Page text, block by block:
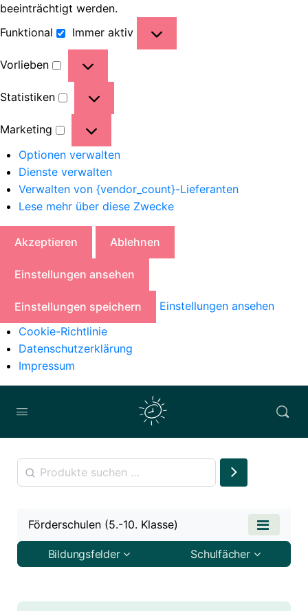
beeinträchtigt werden.
Funktional
Immer aktiv
Vorlieben
Statistiken
Marketing
Optionen verwalten
Dienste verwalten
Verwalten von {vendor_count}-Lieferanten
Lese mehr über diese Zwecke
Akzeptieren Ablehnen
Einstellungen ansehen
Einstellungen speichern
Einstellungen ansehen
Cookie-Richtlinie
Datenschutzerklärung
Impressum
Förderschulen (5.-10. Klasse)
Bildungsfelder Schulfächer